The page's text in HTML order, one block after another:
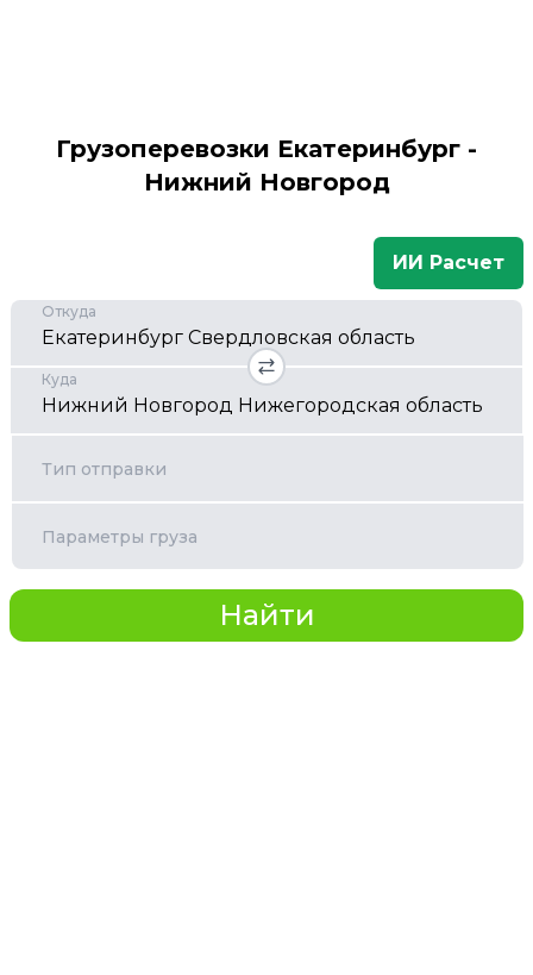
Грузоперевозки Екатеринбург -
Нижний Новгород
ИИ Расчет
Откуда
Куда
Тип отправки
Параметры груза
Найти